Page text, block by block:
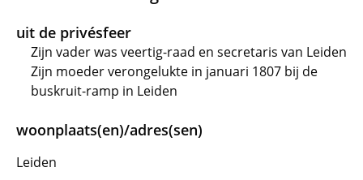
uit de privésfeer
Zijn vader was veertig-raad en secretaris van Leiden
Zijn moeder verongelukte in januari 1807 bij de
buskruit-ramp in Leiden
woonplaats(en)/adres(sen)
Leiden